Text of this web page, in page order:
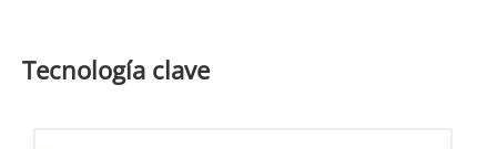
Tecnología clave